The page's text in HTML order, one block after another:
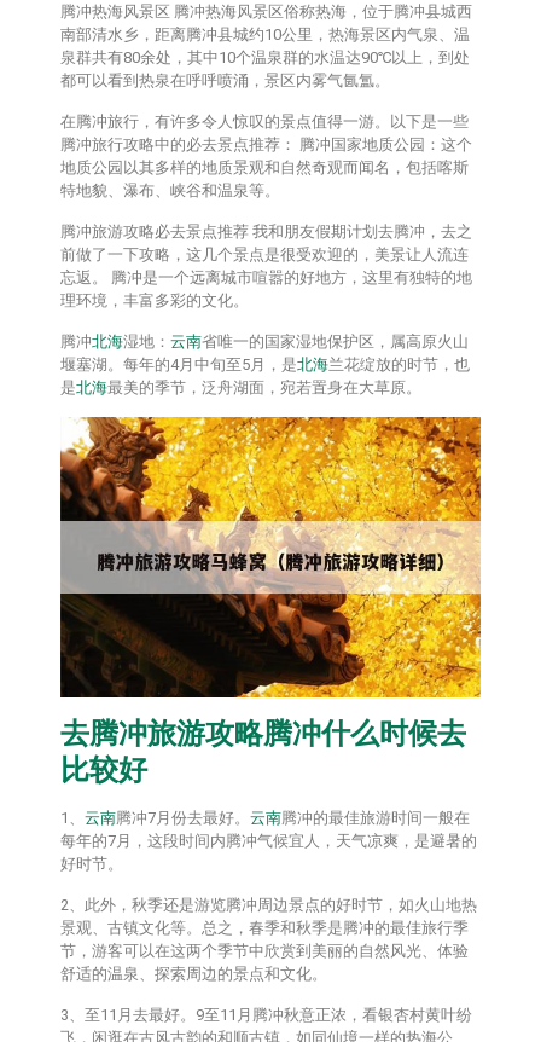
腾冲热海风景区 腾冲热海风景区俗称热海，位于腾冲县城西
南部清水乡，距离腾冲县城约10公里，热海景区内气泉、温
泉群共有80余处，其中10个温泉群的水温达90℃以上，到处
都可以看到热泉在呼呼喷涌，景区内雾气氤氲。
在腾冲旅行，有许多令人惊叹的景点值得一游。以下是一些
腾冲旅行攻略中的必去景点推荐： 腾冲国家地质公园：这个
地质公园以其多样的地质景观和自然奇观而闻名，包括喀斯
特地貌、瀑布、峡谷和温泉等。
腾冲旅游攻略必去景点推荐 我和朋友假期计划去腾冲，去之
前做了一下攻略，这几个景点是很受欢迎的，美景让人流连
忘返。 腾冲是一个远离城市喧嚣的好地方，这里有独特的地
理环境，丰富多彩的文化。
腾冲北海湿地： 云南省唯一的国家湿地保护区，属高原火山
堰塞湖。每年的4月中旬至5月，是北海兰花绽放的时节，也
是北海最美的季节，泛舟湖面，宛若置身在大草原。
去腾冲旅游攻略腾冲什么时候去
比较好
1、 云南腾冲7月份去最好。 云南腾冲的最佳旅游时间一般在
每年的7月，这段时间内腾冲气候宜人，天气凉爽，是避暑的
好时节。
2、此外，秋季还是游览腾冲周边景点的好时节，如火山地热
景观、古镇文化等。总之，春季和秋季是腾冲的最佳旅行季
节，游客可以在这两个季节中欣赏到美丽的自然风光、体验
舒适的温泉、探索周边的景点和文化。
3、至11月去最好。9至11月腾冲秋意正浓，看银杏村黄叶纷
飞，闲逛在古风古韵的和顺古镇，如同仙境一样的热海公